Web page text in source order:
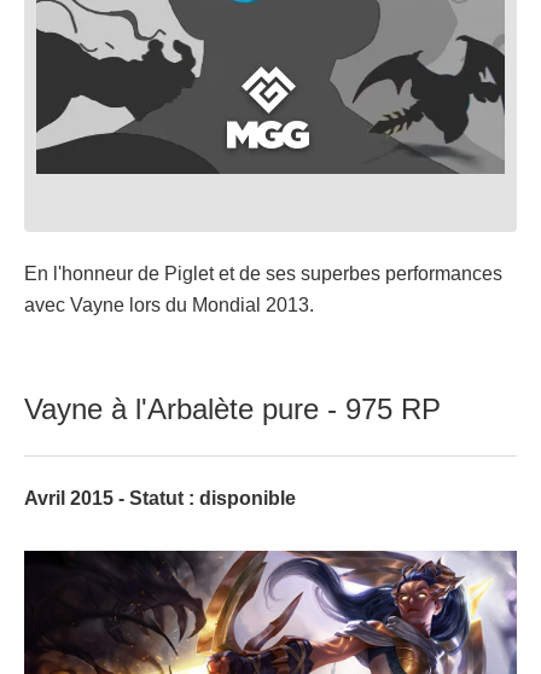
En l'honneur de Piglet et de ses superbes performances
avec Vayne lors du Mondial 2013.
Vayne à l'Arbalète pure - 975 RP
Avril 2015 - Statut : disponible